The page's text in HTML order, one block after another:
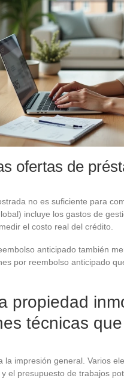
ofertas de
no es suficiente para
incluye los gastos de
el costo real del crédito.
anticipado también
por reembolso anticipado
propiedad
técnicas
la impresión general. Varios
el presupuesto de trabajos